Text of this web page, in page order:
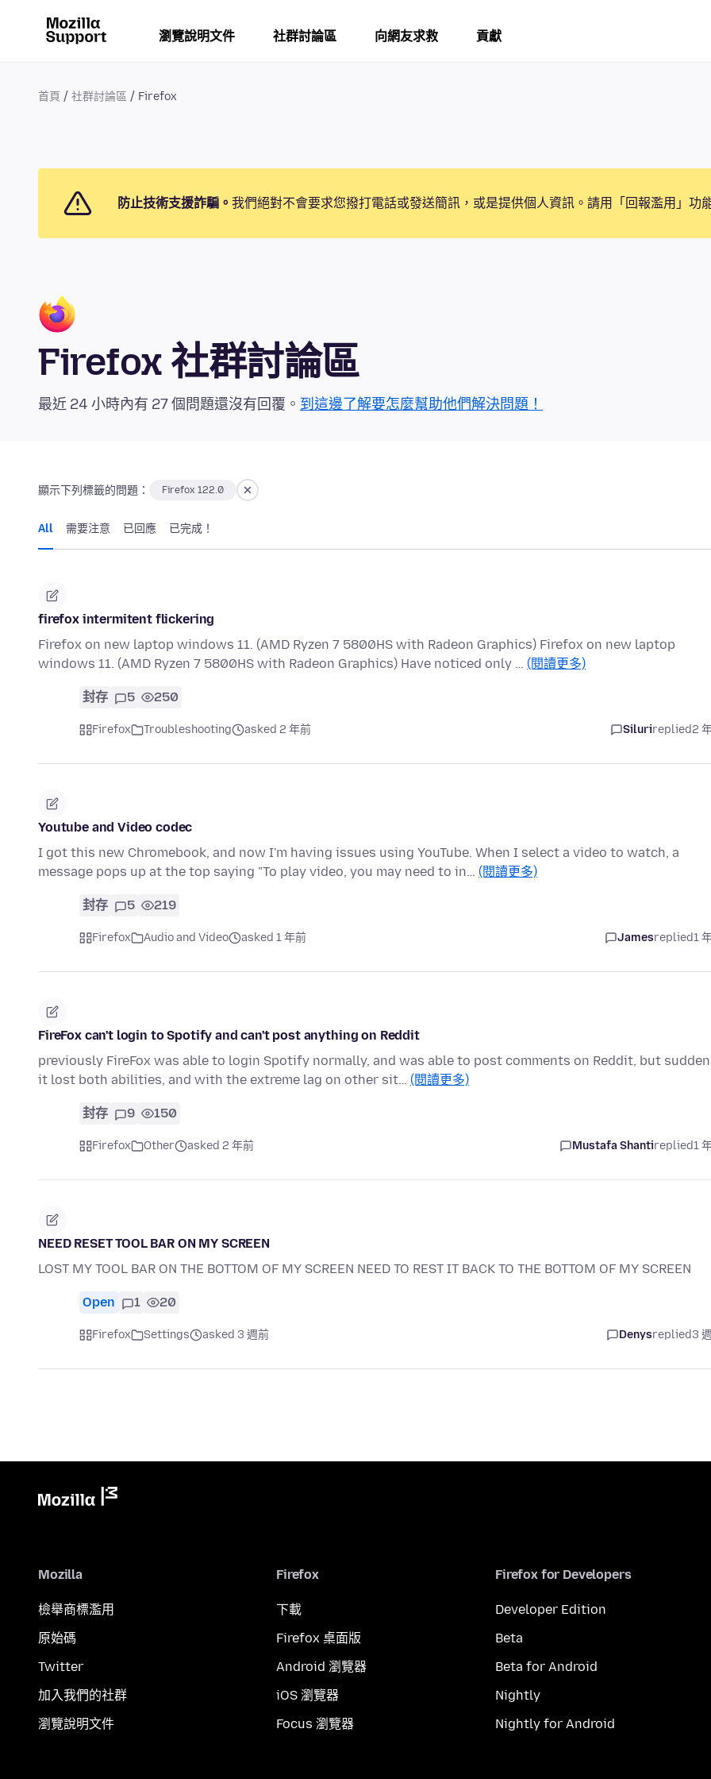
瀏覽說明文件 社群討論區 向網友求救 貢獻
首頁 社群討論區 Firefox
防止技術支援詐騙。 我們絕對不會要求您撥打電話或發送簡訊，或是提供個人資訊。請用「回報濫用」功
Firefox 社群討論區
最近 24 小時內有 27 個問題還沒有回覆。 到這邊了解要怎麼幫助他們解決問題！
顯示下列標籤的問題： Firefox 122.0
All 需要注意 已回應 已完成！
firefox intermitent flickering
Firefox on new laptop windows 11. (AMD Ryzen 7 5800HS with Radeon Graphics) Firefox on new laptop
windows 11. (AMD Ryzen 7 5800HS with Radeon Graphics) Have noticed only … (閱讀更多)
封存 5 250
Firefox Troubleshooting asked 2 年前 Silurireplied2
Youtube and Video codec
I got this new Chromebook, and now I'm having issues using YouTube. When I select a video to watch, a
message pops up at the top saying "To play video, you may need to in… (閱讀更多)
封存 5 219
Firefox Audio and Video asked 1 年前 Jamesreplied1
FireFox can't login to Spotify and can't post anything on Reddit
previously FireFox was able to login Spotify normally, and was able to post comments on Reddit, but
it lost both abilities, and with the extreme lag on other sit… (閱讀更多)
封存 9 150
Firefox Other asked 2 年前 Mustafa Shantireplied1
NEED RESET TOOL BAR ON MY SCREEN
LOST MY TOOL BAR ON THE BOTTOM OF MY SCREEN NEED TO REST IT BACK TO THE BOTTOM OF MY SCREEN
Open 1 20
Firefox Settings asked 3 週前 Denysreplied3
Mozilla
檢舉商標濫用
原始碼
Twitter
加入我們的社群
瀏覽說明文件
Firefox
下載
Firefox 桌面版
Android 瀏覽器
iOS 瀏覽器
Focus 瀏覽器
Firefox for Developers
Developer Edition
Beta
Beta for Android
Nightly
Nightly for Android